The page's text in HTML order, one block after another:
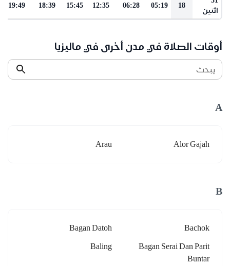
اثنين
18
05:19
06:28
12:35
15:45
18:39
19:49
أوقات الصلاة في مدن أخرى في ماليزيا
يبحث
A
Alor Gajah
Arau
B
Bachok
Bagan Datoh
Bagan Serai Dan Parit
Buntar
Baling